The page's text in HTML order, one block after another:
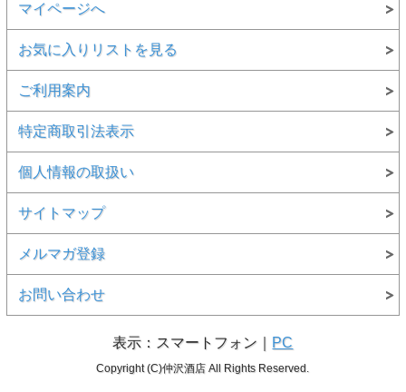
マイページへ
お気に入りリストを見る
ご利用案内
特定商取引法表示
個人情報の取扱い
サイトマップ
メルマガ登録
お問い合わせ
表示：スマートフォン｜ PC
Copyright (C)仲沢酒店 All Rights Reserved.